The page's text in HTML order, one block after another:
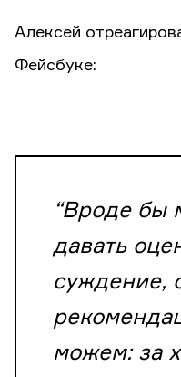
Алексей
Фейсбуке:
“Вроде бы
давать
суждение,
можем: за